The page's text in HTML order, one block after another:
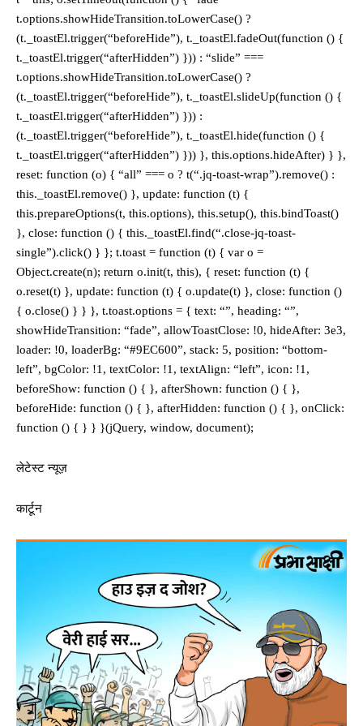
t.options.showHideTransition.toLowerCase() ?
(t._toastEl.trigger(“beforeHide”), t._toastEl.fadeOut(function () {
t._toastEl.trigger(“afterHidden”) })) : “slide” ===
t.options.showHideTransition.toLowerCase() ?
(t._toastEl.trigger(“beforeHide”), t._toastEl.slideUp(function () {
t._toastEl.trigger(“afterHidden”) })) :
(t._toastEl.trigger(“beforeHide”), t._toastEl.hide(function () {
t._toastEl.trigger(“afterHidden”) })) }, this.options.hideAfter) } },
reset: function (o) { “all” === o ? t(“.jq-toast-wrap”).remove() :
this._toastEl.remove() }, update: function (t) {
this.prepareOptions(t, this.options), this.setup(), this.bindToast()
}, close: function () { this._toastEl.find(“.close-jq-toast-
single”).click() } }; t.toast = function (t) { var o =
Object.create(n); return o.init(t, this), { reset: function (t) {
o.reset(t) }, update: function (t) { o.update(t) }, close: function ()
{ o.close() } } }, t.toast.options = { text: “”, heading: “”,
showHideTransition: “fade”, allowToastClose: !0, hideAfter: 3e3,
loader: !0, loaderBg: “#9EC600”, stack: 5, position: “bottom-
left”, bgColor: !1, textColor: !1, textAlign: “left”, icon: !1,
beforeShow: function () { }, afterShown: function () { },
beforeHide: function () { }, afterHidden: function () { }, onClick:
function () { } } }(jQuery, window, document);
लेटेस्ट न्यूज़
कार्टून